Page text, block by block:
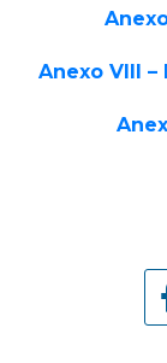
Anexo VIII